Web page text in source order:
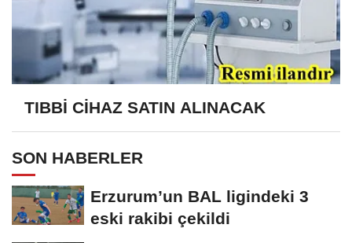
TIBBİ CİHAZ SATIN ALINACAK
SON HABERLER
Erzurum’un BAL ligindeki 3
eski rakibi çekildi